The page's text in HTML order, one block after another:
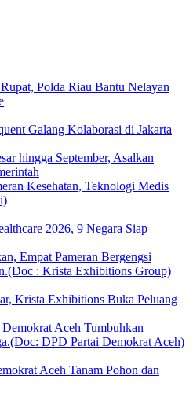
Polda Riau Bantu Nelayan
Galang Kolaborasi di Jakarta
hingga September, Asalkan
2026, 9 Negara Siap
Krista Exhibitions Buka Peluang
Aceh Tanam Pohon dan